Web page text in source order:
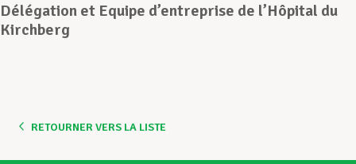
Vos droits
Délégation et Equipe d’entreprise de l’Hôpital du
Kirchberg
RETOURNER VERS LA LISTE